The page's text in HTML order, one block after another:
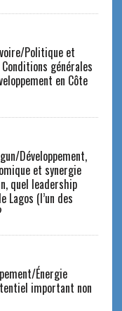
Politique et
générales
en Côte
Développement,
et synergie
quel leadership
Lagos (l’un des
Énergie
important non